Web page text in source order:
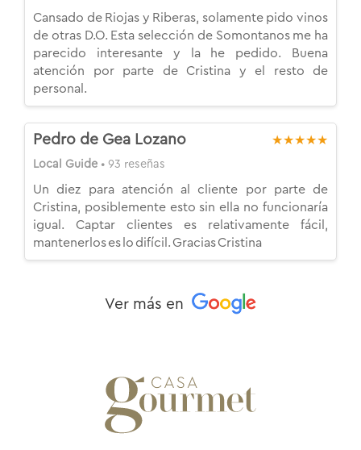
Cansado de Riojas y Riberas, solamente pido vinos
de otras D.O. Esta selección de Somontanos me ha
parecido interesante y la he pedido. Buena
atención por parte de Cristina y el resto de
personal.
Pedro de Gea Lozano ★★★★★
Local Guide • 93 reseñas
Un diez para atención al cliente por parte de
Cristina, posiblemente esto sin ella no funcionaría
igual. Captar clientes es relativamente fácil,
mantenerlos es lo difícil. Gracias Cristina
Ver más en